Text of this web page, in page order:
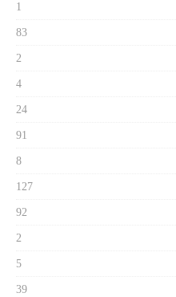
1
83
2
4
24
91
8
127
92
2
5
39